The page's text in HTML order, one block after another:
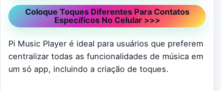
Coloque Toques Diferentes Para Contatos
Específicos No Celular >>>
Pi Music Player é ideal para usuários que preferem
centralizar todas as funcionalidades de música em
um só app, incluindo a criação de toques.